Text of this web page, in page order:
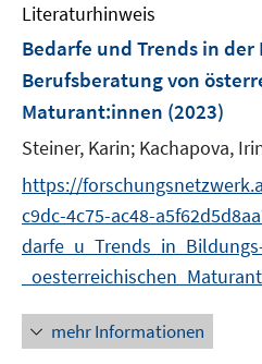
n
n
s
t
e
r
ö
f
f
n
e
n
Literaturhinweis
Bedarfe und Trends in
Berufsberatung von
Maturant:innen (2023)
Steiner, Karin; Kachapova,
https://
c9dc-4c75-ac48-
mehr Informationen